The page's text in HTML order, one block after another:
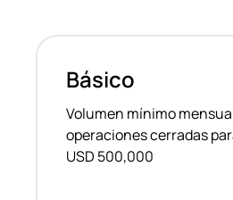
Básico
Volumen mínimo
operaciones cerradas
USD 500,000